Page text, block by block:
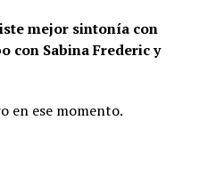
mejor sintonía con
con Sabina Frederic y
en ese momento.